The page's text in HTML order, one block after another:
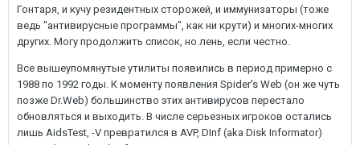
Гонтаря, и кучу резидентных сторожей, и иммунизаторы (тоже
ведь "антивирусные программы", как ни крути) и многих-многих
других. Могу продолжить список, но лень, если честно.
Все вышеупомянутые утилиты появились в период примерно с
1988 по 1992 годы. К моменту появления Spider's Web (он же чуть
позже Dr.Web) большинство этих антивирусов перестало
обновляться и выходить. В числе серьезных игроков остались
лишь AidsTest, -V превратился в AVP, DInf (aka Disk Informator)